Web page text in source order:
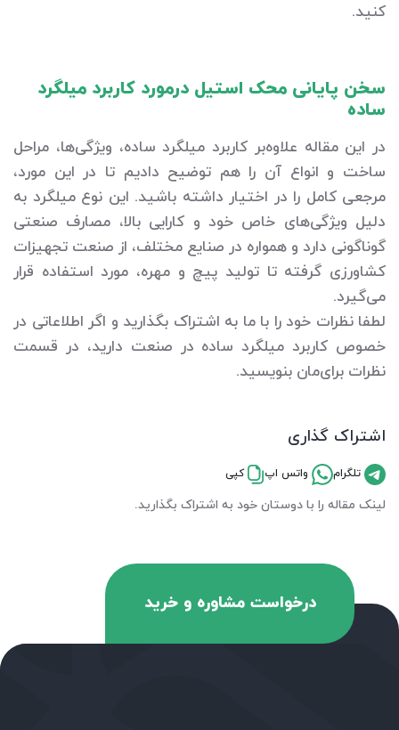
کنید.
سخن پایانی محک استیل درمورد کاربرد میلگرد
ساده
در این مقاله علاوه‌بر کاربرد میلگرد ساده، ویژگی‌ها، مراحل
ساخت و انواع آن را هم توضیح دادیم تا در این مورد،
مرجعی کامل را در اختیار داشته باشید. این نوع میلگرد به
دلیل ویژگی‌های خاص خود و کارایی بالا، مصارف صنعتی
گوناگونی دارد و همواره در صنایع مختلف، از صنعت تجهیزات
کشاورزی گرفته تا تولید پیچ و مهره، مورد استفاده قرار
می‌گیرد.
لطفا نظرات خود را با ما به اشتراک بگذارید و اگر اطلاعاتی در
خصوص کاربرد میلگرد ساده در صنعت دارید، در قسمت
نظرات برای‌مان بنویسید.
اشتراک گذاری
تلگرام واتس اپ کپی
لینک مقاله را با دوستان خود به اشتراک بگذارید.
درخواست مشاوره و خرید